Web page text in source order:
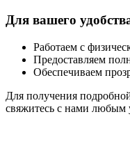
Для вашего
Работаем с
Предоставляем
Обеспечиваем
Для получения
свяжитесь с нами любым